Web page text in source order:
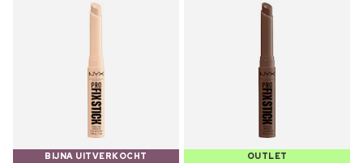
BIJNA UITVERKOCHT
OUTLET